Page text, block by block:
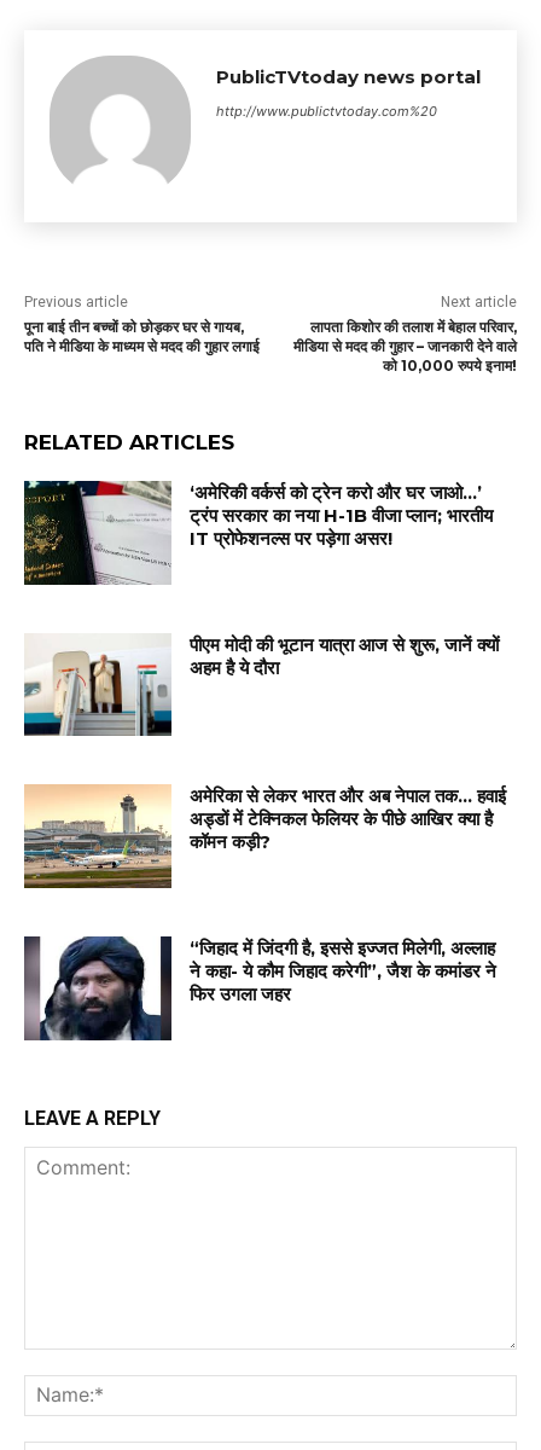
PublicTVtoday news portal
http://www.publictvtoday.com%20
Previous article
पूना बाई तीन बच्चों को छोड़कर घर से गायब,
पति ने मीडिया के माध्यम से मदद की गुहार लगाई
Next article
लापता किशोर की तलाश में बेहाल परिवार,
मीडिया से मदद की गुहार – जानकारी देने वाले
को 10,000 रुपये इनाम!
RELATED ARTICLES
‘अमेरिकी वर्कर्स को ट्रेन करो और घर जाओ…’
ट्रंप सरकार का नया H-1B वीजा प्लान; भारतीय
IT प्रोफेशनल्स पर पड़ेगा असर!
पीएम मोदी की भूटान यात्रा आज से शुरू, जानें क्यों
अहम है ये दौरा
अमेरिका से लेकर भारत और अब नेपाल तक… हवाई
अड्डों में टेक्निकल फेलियर के पीछे आखिर क्या है
कॉमन कड़ी?
“जिहाद में जिंदगी है, इससे इज्जत मिलेगी, अल्लाह
ने कहा- ये कौम जिहाद करेगी”, जैश के कमांडर ने
फिर उगला जहर
LEAVE A REPLY